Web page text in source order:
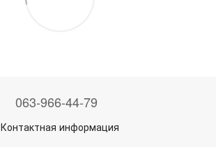
063-966-44-79
Контактная информация